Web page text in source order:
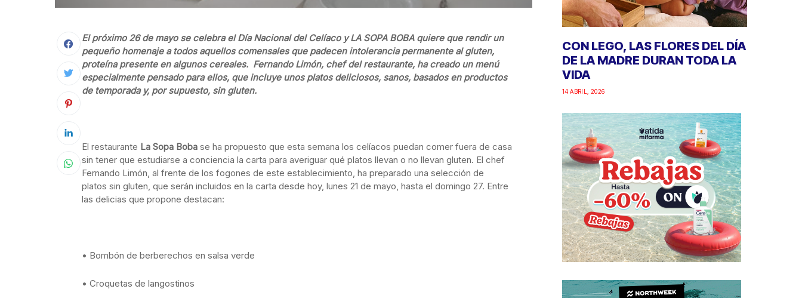
El próximo 26 de mayo se celebra el Día Nacional del Celíaco y LA SOPA BOBA quiere que rendir un
pequeño homenaje a todos aquellos comensales que padecen intolerancia permanente al gluten,
proteína presente en algunos cereales. Fernando Limón, chef del restaurante, ha creado un menú
especialmente pensado para ellos, que incluye unos platos deliciosos, sanos, basados en productos
de temporada y, por supuesto, sin gluten.
El restaurante La Sopa Boba se ha propuesto que esta semana los celíacos puedan comer fuera de casa
sin tener que estudiarse a conciencia la carta para averiguar qué platos llevan o no llevan gluten. El chef
Fernando Limón, al frente de los fogones de este establecimiento, ha preparado una selección de
platos sin gluten, que serán incluidos en la carta desde hoy, lunes 21 de mayo, hasta el domingo 27. Entre
las delicias que propone destacan:
• Bombón de berberechos en salsa verde
• Croquetas de langostinos
CON LEGO, LAS FLORES DEL DÍA
DE LA MADRE DURAN TODA LA
VIDA
14 ABRIL, 2026